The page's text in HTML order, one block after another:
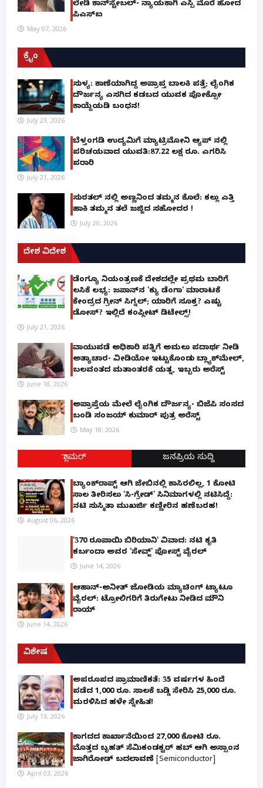
ಲೇಡಿ ಕಾನ್‌ಸ್ಟೇಬಲ್- ನ್ಯಾಯಕ್ಕಾಗಿ ಎಸ್ಪಿ ಮೊರೆ ಹೋದ
ಪಿಎಸ್ಐ
May 07, 2026
ಕ್ರೈಂ
ಸುಳ್ಯ: ಕಾಣೆಯಾಗಿದ್ದ ಅಪ್ರಾಪ್ತ ಬಾಲಕಿ ಪತ್ತೆ; ಲೈಂಗಿಕ
ದೌರ್ಜನ್ಯ ಎಸಗಿದ ಕಡಬದ ಯುವಕ ಪೋಕ್ಸೋ
ಕಾಯ್ದೆಯಡಿ ಬಂಧನ!
July 23, 2026
ಬೆಳ್ತಂಗಡಿ ಉದ್ಯಮಿಗೆ ಮ್ಯಾಟ್ರಿಮೋನಿ ಆ್ಯಪ್ ನಲ್ಲಿ
ಪರಿಚಯವಾದ ಯುವತಿ:87.22 ಲಕ್ಷ ರೂ. ಎಗರಿಸಿ
ಪರಾರಿ
July 21, 2026
ಸುರತ್ಕಲ್ ನಲ್ಲಿ ಅಣ್ಣನಿಂದ ತಮ್ಮನ ಕೊಲೆ: ಕಲ್ಲು ಎತ್ತಿ
ಹಾಕಿ ತಮ್ಮನ ತಲೆ ಜಜ್ಜಿದ ಸಹೋದರ !
July 20, 2026
ದೇಶ ವಿದೇಶ
ಡೆಂಗ್ಯೂ ನಿಯಂತ್ರಣಕ್ಕೆ ದೇಶದಲ್ಲೇ ಪ್ರಥಮ ಬಾರಿಗೆ
ಲಸಿಕೆ ಲಭ್ಯ: ಜಪಾನ್‌ನ 'ಕ್ಯು ಡೆಂಗಾ' ಮಾರಾಟಕ್ಕೆ
ಕೇಂದ್ರದ ಗ್ರೀನ್ ಸಿಗ್ನಲ್; ಯಾರಿಗೆ ಸೂಕ್ತ? ಎಷ್ಟು
ಡೋಸ್? ಇಲ್ಲಿದೆ ಕಂಪ್ಲೀಟ್ ಡಿಟೇಲ್ಸ್!
July 21, 2026
ವಾಯುಪಡೆ ಅಧಿಕಾರಿ ಪತ್ನಿಗೆ ಅಮಲು ಪದಾರ್ಥ ನೀಡಿ
ಅತ್ಯಾಚಾರ- ವೀಡಿಯೋ ಇಟ್ಟುಕೊಂಡು ಬ್ಲ್ಯಾಕ್‌ಮೇಲ್,
ಬಲವಂತದ ಮತಾಂತರಕ್ಕೆ ಯತ್ನ, ಇಬ್ಬರು ಅರೆಸ್ಟ್
June 18, 2026
ಅಪ್ರಾಪ್ತೆಯ ಮೇಲೆ ಲೈಂಗಿಕ ದೌರ್ಜನ್ಯ- ಬಿಜೆಪಿ ಸಂಸದ
ಬಂಡಿ ಸಂಜಯ್ ಕುಮಾರ್ ಪುತ್ರ ಅರೆಸ್ಟ್
May 18, 2026
ಗ್ಲಾಮರ್ ಜನಪ್ರಿಯ ಸುದ್ದಿ
ಬ್ಯಾಂಕ್‌ರಾಪ್ಟ್‌ ಆಗಿ ಜೇಬಿನಲ್ಲಿ ಕಾಸಿರಲಿಲ್ಲ, ₹1 ಕೋಟಿ
ಸಾಲ ತೀರಿಸಲು 'ಸಿ-ಗ್ರೇಡ್' ಸಿನಿಮಾಗಳಲ್ಲಿ ನಟಿಸಿದ್ದೆ:
ನಟಿ ಸುಸ್ಮಿತಾ ಮುಖರ್ಜಿ ಕಣ್ಣೀರಿನ ಹಣೆಬರಹ!
August 06, 2026
'370 ರೂಪಾಯಿ ಬಿರಿಯಾನಿ' ವಿವಾದ: ನಟಿ ಕೃತಿ
ಕರ್ಬಂದಾ ಅವರ 'ಸೇವ್ಜ್' ಪೋಸ್ಟ್ ವೈರಲ್
June 14, 2026
ಆಹಾನ್-ಅನೀತ್ ಜೋಡಿಯ ಮ್ಯಾಚಿಂಗ್ ಟ್ಯಾಟೂ
ವೈರಲ್: ಟ್ರೋಲಿಗರಿಗೆ ತಿರುಗೇಟು ನೀಡಿದ ಮೌನಿ
ರಾಯ್
June 14, 2026
ವಿಶೇಷ
ಅಪರೂಪದ ಪ್ರಾಮಾಣಿಕತೆ: 35 ವರ್ಷಗಳ ಹಿಂದೆ
ಪಡೆದ 1,000 ರೂ. ಸಾಲಕ್ಕೆ ಬಡ್ಡಿ ಸೇರಿಸಿ 25,000 ರೂ.
ಮರಳಿಸಿದ ಹಳೇ ಸ್ನೇಹಿತ!
July 13, 2026
ಕಾಗದದ ಕಾರ್ಖಾನೆಯಿಂದ 27,000 ಕೋಟಿ ರೂ.
ಮೊತ್ತದ ಬೃಹತ್ ಸೆಮಿಕಂಡಕ್ಟರ್ ಹಬ್ ಆಗಿ ಅಸ್ಸಾಂನ
ಜಾಗಿರೋಡ್ ಬದಲಾವಣೆ [Semiconductor]
April 03, 2026